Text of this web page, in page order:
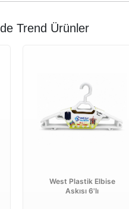
Trend Ürünler
West Plastik Elbise
Askısı 6'lı